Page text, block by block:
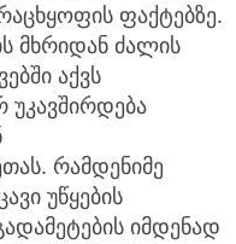
ფაქტებზე.
მხრიდან ძალის
აქვს
უკავშირდება
რამდენიმე
უწყების
იმდენად